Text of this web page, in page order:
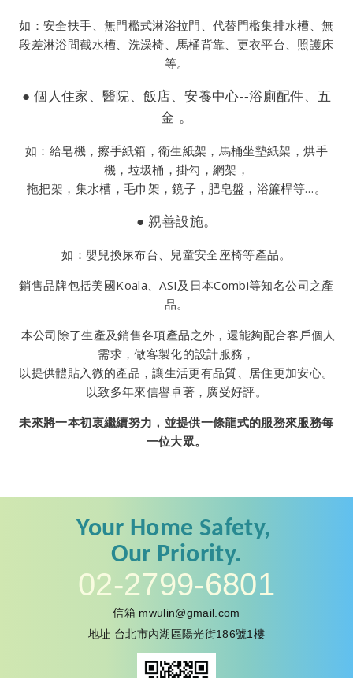
如：安全扶手、無門檻式淋浴拉門、代替門檻集排水槽、無
段差淋浴間截水槽、洗澡椅、馬桶背靠、更衣平台、照護床
等。
● 個人住家、醫院、飯店、安養中心--浴廁配件、五
金 。
如：給皂機，擦手紙箱，衛生紙架，馬桶坐墊紙架，烘手
機，垃圾桶，掛勾，網架，
拖把架，集水槽，毛巾架，鏡子，肥皂盤，浴簾桿等…。
● 親善設施。
如：嬰兒換尿布台、兒童安全座椅等產品。
銷售品牌包括美國Koala、ASI及日本Combi等知名公司之產
品。
本公司除了生產及銷售各項產品之外，還能夠配合客戶個人
需求，做客製化的設計服務，
以提供體貼入微的產品，讓生活更有品質、居住更加安心。
以致多年來信譽卓著，廣受好評。
未來將一本初衷繼續努力，並提供一條龍式的服務來服務每
一位大眾。
Your Home Safety,
Our Priority.
02-2799-6801
信箱 mwulin@gmail.com
地址 台北市內湖區陽光街186號1樓